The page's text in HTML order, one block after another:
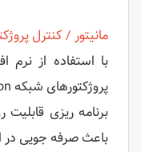
مانیتور / کنترل
پروژکتورهای شبکه Epson را کنترل و نظارت کنید
برنامه ریزی
باعث صرفه جویی در